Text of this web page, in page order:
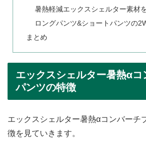
暑熱軽減エックスシェルター素材
ロングパンツ&ショートパンツの
まとめ
エックスシェルター暑熱αコ
パンツの特徴
エックスシェルター暑熱αコンバーチ
徴を見ていきます。